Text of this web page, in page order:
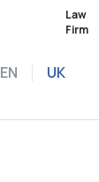
Law
Firm
EN UK